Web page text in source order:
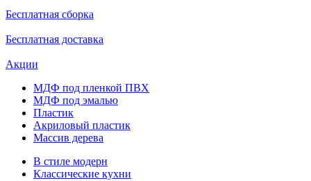
Бесплатная сборка
Бесплатная доставка
Акции
МДФ под пленкой ПВХ
МДФ под эмалью
Пластик
Акриловый пластик
Массив дерева
В стиле модерн
Классические кухни